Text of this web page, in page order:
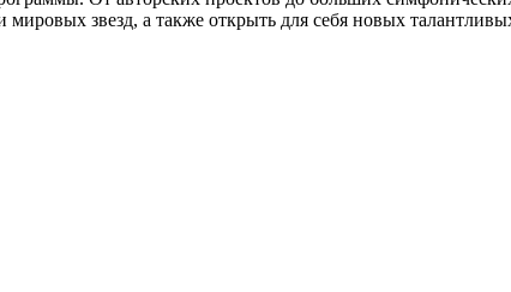
звезд, а также открыть для себя новых